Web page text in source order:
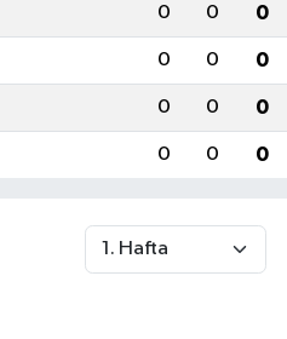
0 0 0
0 0 0
0 0 0
0 0 0